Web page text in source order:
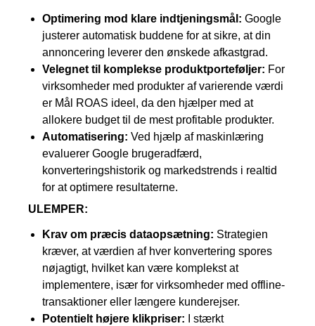
Optimering mod klare indtjeningsmål: Google
justerer automatisk buddene for at sikre, at din
annoncering leverer den ønskede afkastgrad.
Velegnet til komplekse produktporteføljer: For
virksomheder med produkter af varierende værdi
er Mål ROAS ideel, da den hjælper med at
allokere budget til de mest profitable produkter.
Automatisering: Ved hjælp af maskinlæring
evaluerer Google brugeradfærd,
konverteringshistorik og markedstrends i realtid
for at optimere resultaterne.
ULEMPER:
Krav om præcis dataopsætning: Strategien
kræver, at værdien af hver konvertering spores
nøjagtigt, hvilket kan være komplekst at
implementere, især for virksomheder med offline-
transaktioner eller længere kunderejser.
Potentielt højere klikpriser: I stærkt